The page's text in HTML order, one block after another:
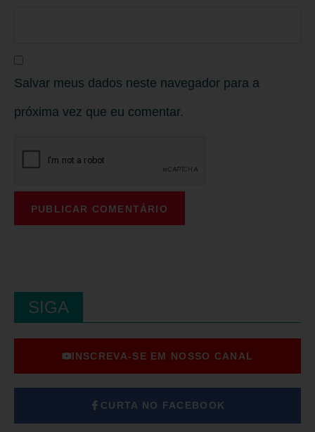
Salvar meus dados neste navegador para a
próxima vez que eu comentar.
SIGA
INSCREVA-SE EM NOSSO CANAL
CURTA NO FACEBOOK